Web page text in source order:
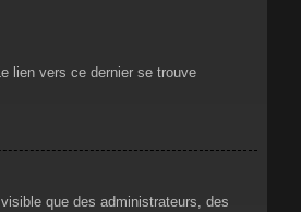
lien vers ce dernier se trouve
que des administrateurs, des